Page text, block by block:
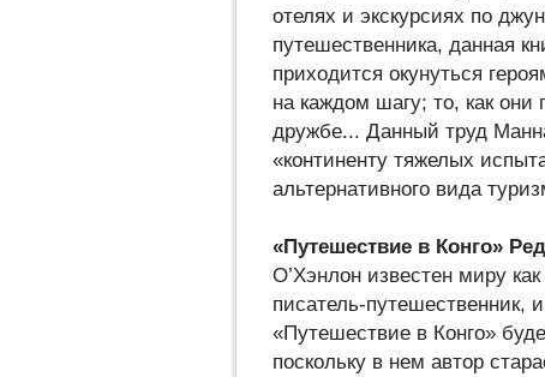
отелях и экскурсиях по
путешественника, данная
приходится окунуться
на каждом шагу; то, как они
дружбе... Данный труд
«континенту тяжелых
альтернативного вида
«Путешествие в Конго»
О’Хэнлон известен миру
писатель-путешественник,
«Путешествие в Конго»
поскольку в нем автор